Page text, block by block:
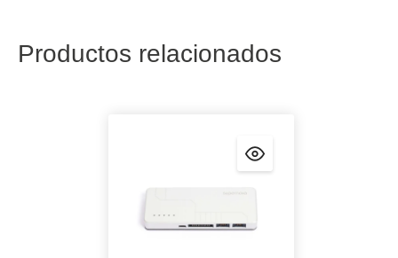
Productos relacionados